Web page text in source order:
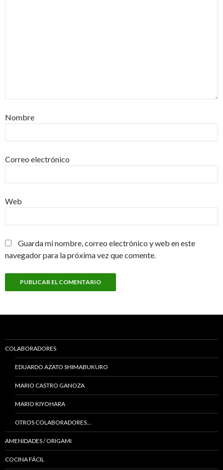
Nombre
Correo electrónico
Web
Guarda mi nombre, correo electrónico y web en este
navegador para la próxima vez que comente.
COLABORADORES
EDUARDO AZATO SHIMABUKURO
MARIO CASTRO GANOZA
MARIO KIYOHARA
OTROS COLABORADORES…
AMENIDADES / ORIGAMI
COCINA FÁCIL